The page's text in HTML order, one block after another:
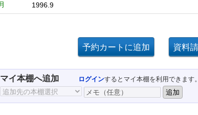
1996.9
マイ本棚へ追加 ログインするとマイ本棚を利用できます。